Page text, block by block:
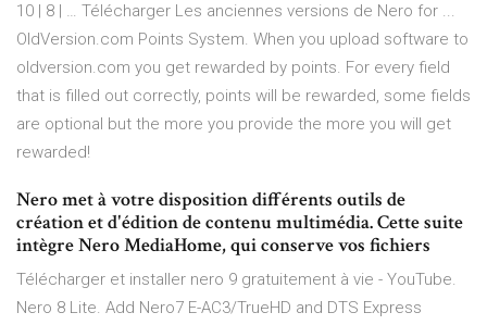
10 | 8 | … Télécharger Les anciennes versions de Nero for ...
OldVersion.com Points System. When you upload software to
oldversion.com you get rewarded by points. For every field
that is filled out correctly, points will be rewarded, some fields
are optional but the more you provide the more you will get
rewarded!
Nero met à votre disposition différents outils de
création et d'édition de contenu multimédia. Cette suite
intègre Nero MediaHome, qui conserve vos fichiers
Télécharger et installer nero 9 gratuitement à vie - YouTube.
Nero 8 Lite. Add Nero7 E-AC3/TrueHD and DTS Express